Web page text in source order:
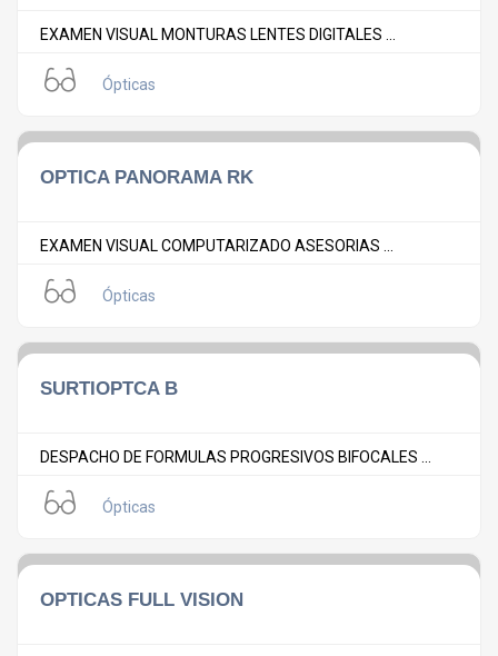
EXAMEN VISUAL MONTURAS LENTES DIGITALES ...
Ópticas
OPTICA PANORAMA RK
EXAMEN VISUAL COMPUTARIZADO ASESORIAS ...
Ópticas
SURTIOPTCA B
DESPACHO DE FORMULAS PROGRESIVOS BIFOCALES ...
Ópticas
OPTICAS FULL VISION